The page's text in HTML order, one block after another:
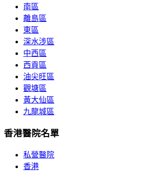
南區
離島區
東區
深水涉區
中西區
西貢區
油尖旺區
觀塘區
黃大仙區
九龍城區
香港醫院名單
私營醫院
香港